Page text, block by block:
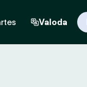
Valoda